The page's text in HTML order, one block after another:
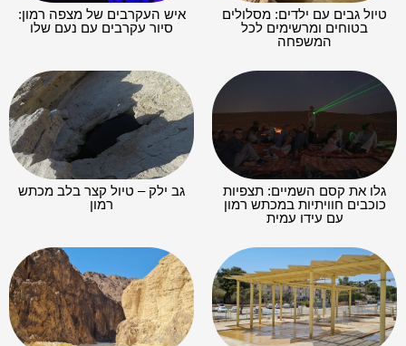
טיול גבים עם ילדים: מסלולים
בטוחים ומרשימים לכל
המשפחה
איש העקרבים של מצפה רמון:
סיור עקרבים עם נעם שלו
גלו את קסם השמיים: תצפיות
כוכבים חוויתיות במכתש רמון
עם עידו עמית
גב ילק – טיול קצר בלב מכתש
רמון